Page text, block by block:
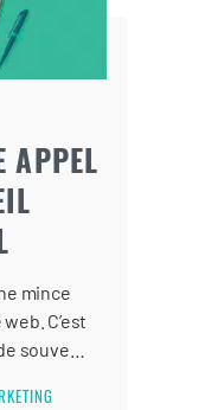
APPEL
mince
C’est
souvent